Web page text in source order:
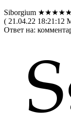
Siborgium ★★★★★
( 21.04.22 18:21:12
Ответ на: